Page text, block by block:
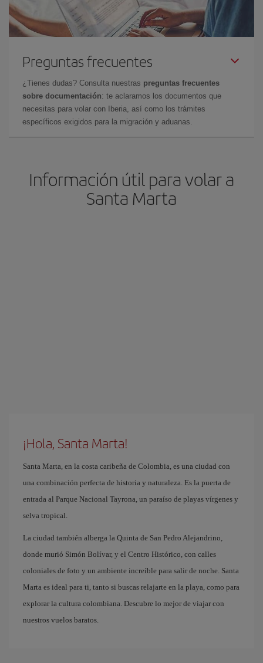
Preguntas frecuentes
¿Tienes dudas? Consulta nuestras preguntas frecuentes
sobre documentación: te aclaramos los documentos que
necesitas para volar con Iberia, así como los trámites
específicos exigidos para la migración y aduanas.
Información útil para volar a
Santa Marta
¡Hola, Santa Marta!
Santa Marta, en la costa caribeña de Colombia, es una ciudad con
una combinación perfecta de historia y naturaleza. Es la puerta de
entrada al Parque Nacional Tayrona, un paraíso de playas vírgenes y
selva tropical.
La ciudad también alberga la Quinta de San Pedro Alejandrino,
donde murió Simón Bolívar, y el Centro Histórico, con calles
coloniales de foto y un ambiente increíble para salir de noche. Santa
Marta es ideal para ti, tanto si buscas relajarte en la playa, como para
explorar la cultura colombiana. Descubre lo mejor de viajar con
nuestros vuelos baratos.